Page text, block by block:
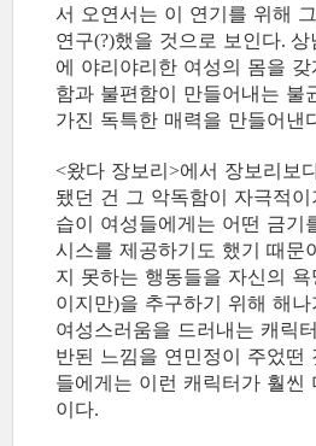
서 오연서는 이 연기를 위해
연구(?)했을 것으로 보인다. 상
에 야리야리한 여성의 몸을
함과 불편함이 만들어내는 불
가진 독특한 매력을 만들어낸
<왔다 장보리>에서 장보리보
됐던 건 그 악독함이 자극적
습이 여성들에게는 어떤 금기
시스를 제공하기도 했기 때문
지 못하는 행동들을 자신의 욕
이지만)을 추구하기 위해 해나
여성스러움을 드러내는 캐릭
반된 느낌을 연민정이 주었떤
들에게는 이런 캐릭터가 훨씬
이다.